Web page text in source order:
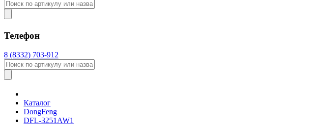
Телефон
8 (8332) 703-912
Каталог
DongFeng
DFL-3251AW1